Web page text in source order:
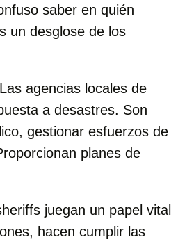
saber en quién
un desglose de los
Las agencias locales de
a desastres. Son
gestionar esfuerzos de
planes de
juegan un papel vital
hacen cumplir las